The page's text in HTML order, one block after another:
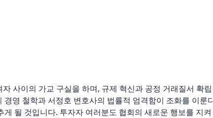
사이의 가교 구실을 하며, 규제 혁신과 공정 거래질서 확립
영 철학과 서정호 변호사의 법률적 엄격함이 조화를 이룬
될 것입니다. 투자자 여러분도 협회의 새로운 행보를 지켜